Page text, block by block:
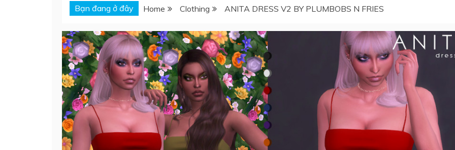
Bạn đang ở đây Home Clothing ANITA DRESS V2 BY PLUMBOBS N FRIES